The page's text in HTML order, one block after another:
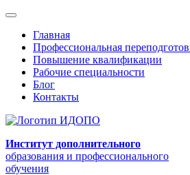
Главная
Профессиональная
Повышение квалификации
Рабочие специальности
Блог
Контакты
Институт дополнительного
образования и профессионального
обучения